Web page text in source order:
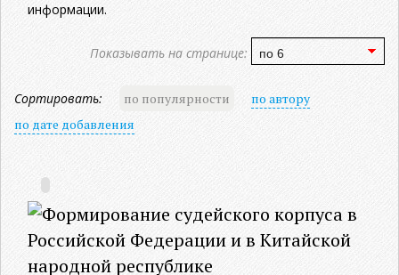
информации.
Показывать на странице:
Сортировать: по популярности
по автору
по дате добавления